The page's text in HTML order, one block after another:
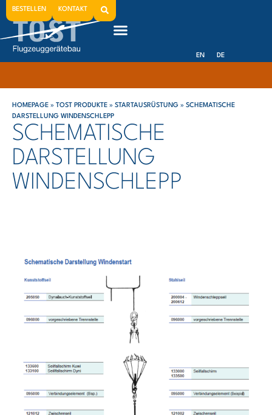
BESTELLEN KONTAKT
EN DE
HOMEPAGE » TOST PRODUKTE » STARTAUSRÜSTUNG » SCHEMATISCHE
DARSTELLUNG WINDENSCHLEPP
SCHEMATISCHE
DARSTELLUNG
WINDENSCHLEPP